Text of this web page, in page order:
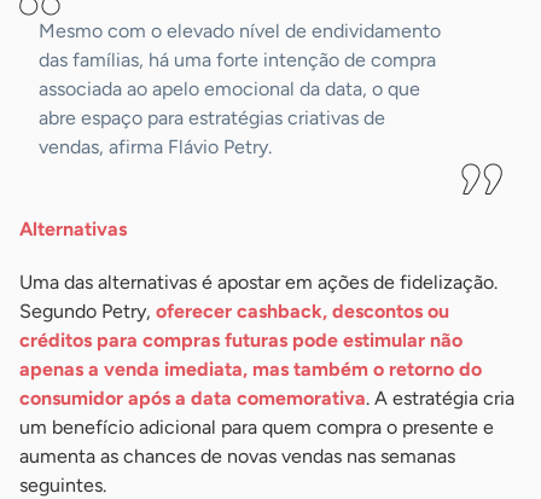
Mesmo com o elevado nível de endividamento
das famílias, há uma forte intenção de compra
associada ao apelo emocional da data, o que
abre espaço para estratégias criativas de
vendas, afirma Flávio Petry.
Alternativas
Uma das alternativas é apostar em ações de fidelização.
Segundo Petry, oferecer cashback, descontos ou
créditos para compras futuras pode estimular não
apenas a venda imediata, mas também o retorno do
consumidor após a data comemorativa. A estratégia cria
um benefício adicional para quem compra o presente e
aumenta as chances de novas vendas nas semanas
seguintes.